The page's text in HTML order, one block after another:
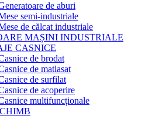
de aburi
semi-industriale
de călcat industriale
MAȘINI INDUSTRIALE
CASNICE
de brodat
de matlasat
de surfilat
de acoperire
multifuncționale